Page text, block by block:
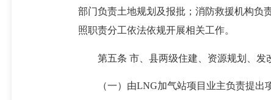
部门负责土地规划及报批；消防救援机构负
照职责分工依法依规开展相关工作。
第五条 市、县两级住建、资源规划、发改
（一）由LNG加气站项目业主负责提出项